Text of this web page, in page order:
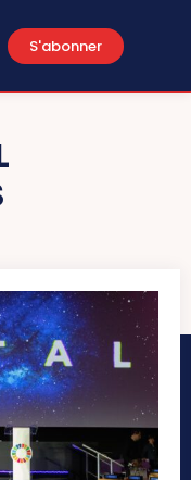
S'abonner